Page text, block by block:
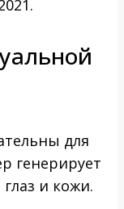
для
генерирует
и кожи.